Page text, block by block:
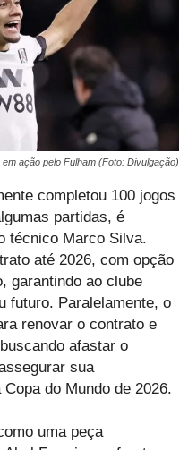
ação pelo Fulham (Foto: Divulgação)
completou 100 jogos
partidas, é
técnico Marco Silva.
até 2026, com opção
garantindo ao clube
futuro. Paralelamente, o
renovar o contrato e
afastar o
sua
do Mundo de 2026.
uma peça